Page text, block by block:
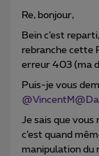
Re, bonjour,
Bein c’est
rebranche cette
erreur 403 (ma
Puis-je vous
@VincentM
Je sais que vous
c’est quand
manipulation du